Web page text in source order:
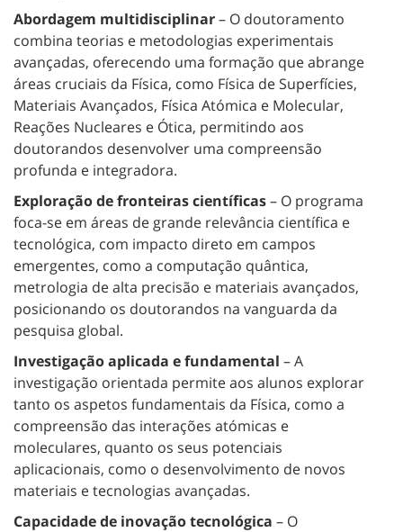
Abordagem multidisciplinar– O doutoramento
combina teorias e metodologias experimentais
avançadas, oferecendo uma formação que abrange
áreas cruciais da Física, como Física de Superfícies,
Materiais Avançados, Física Atómica e Molecular,
Reações Nucleares e Ótica, permitindo aos
doutorandos desenvolver uma compreensão
profunda e integradora.
Exploração de fronteiras científicas– O programa
foca-se em áreas de grande relevância científica e
tecnológica, com impacto direto em campos
emergentes, como a computação quântica,
metrologia de alta precisão e materiais avançados,
posicionando os doutorandos na vanguarda da
pesquisa global.
Investigação aplicada e fundamental – A
investigação orientada permite aos alunos explorar
tanto os aspetos fundamentais da Física, como a
compreensão das interações atómicas e
moleculares, quanto os seus potenciais
aplicacionais, como o desenvolvimento de novos
materiais e tecnologias avançadas.
Capacidade de inovação tecnológica – O